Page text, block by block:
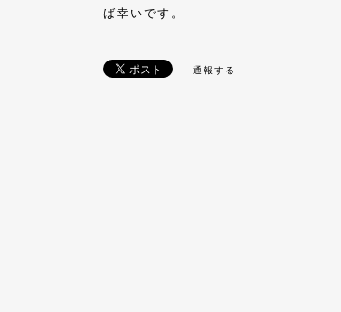
ば幸いです。
通報する